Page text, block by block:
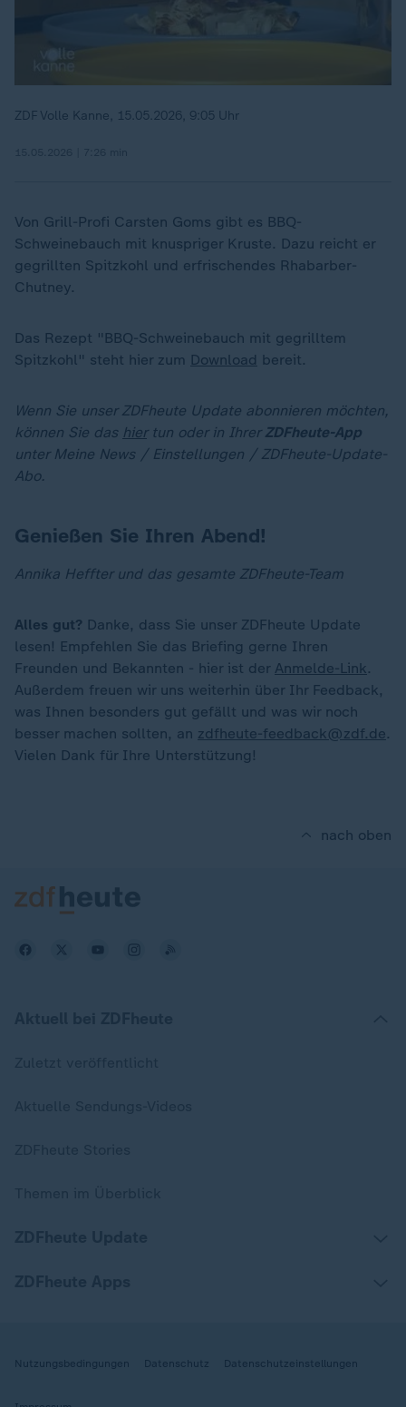
ZDF Volle Kanne, 15.05.2026, 9:05 Uhr
Von Grill-Profi Carsten Goms gibt es BBQ-
Schweinebauch mit knuspriger Kruste. Dazu reicht er
gegrillten Spitzkohl und erfrischendes Rhabarber-
Chutney.
Das Rezept "BBQ-Schweinebauch mit gegrilltem
Spitzkohl" steht hier zum Download bereit.
Wenn Sie unser ZDFheute Update abonnieren möchten,
können Sie das hiertun oder in Ihrer ZDFheute-App
unter Meine News / Einstellungen / ZDFheute-Update-
Abo.
Genießen Sie Ihren Abend!
Annika Heffter und das gesamte ZDFheute-Team
Alles gut? Danke, dass Sie unser ZDFheute Update
lesen! Empfehlen Sie das Briefing gerne Ihren
Freunden und Bekannten - hier ist der Anmelde-Link.
Außerdem freuen wir uns weiterhin über Ihr Feedback,
was Ihnen besonders gut gefällt und was wir noch
besser machen sollten, an zdfheute-feedback@zdf.de.
Vielen Dank für Ihre Unterstützung!
nach oben
Nutzungsbedingungen Datenschutz Datenschutzeinstellungen